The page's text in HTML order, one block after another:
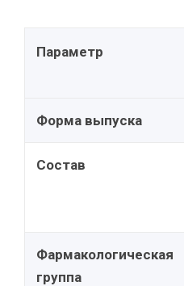
Параметр
Форма выпуска
Состав
Фармакологическая
группа